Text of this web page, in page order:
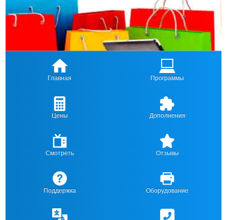
Главная Программы
Цены Дополнения
Смотреть Отзывы
Поддержка Оборудование